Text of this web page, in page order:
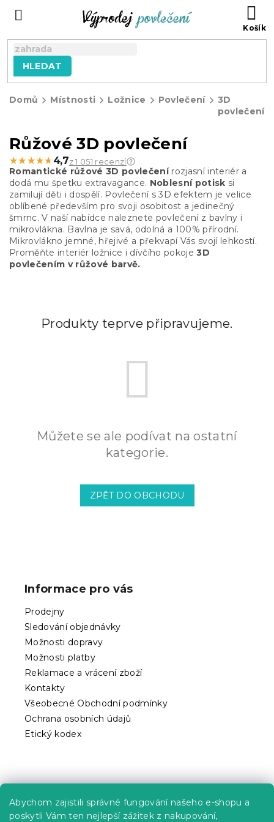
Abychom zajistili správné fungování našeho e-shopu a
poskytli Vám ten nejlepší zážitek z nakupování,
HLEDAT
Domů Místnosti Ložnice Povlečení
3D
povlečení
Růžové 3D povlečení
★★★★★
★★★★★ 4,7z 1 051 recenzí
Romantické růžové 3D povlečenírozjasní interiér a
dodá mu špetku extravagance. Noblesní potisk si
zamilují děti i dospělí. Povlečení s 3D efektem je velice
oblíbené především pro svoji osobitost a jedinečný
šmrnc. V naší nabídce naleznete povlečení z bavlny i
mikrovlákna. Bavlna je savá, odolná a 100% přírodní.
Mikrovlákno jemné, hřejivé a překvapí Vás svojí lehkostí.
Proměňte interiér ložnice i dívčího pokoje3D
povlečením v růžové barvě.
Produkty teprve připravujeme.
Můžete se ale podívat na ostatní
kategorie.
ZPĚT DO OBCHODU
Informace pro vás
Prodejny
Sledování objednávky
Možnosti dopravy
Možnosti platby
Reklamace a vrácení zboží
Kontakty
Všeobecné Obchodní podmínky
Ochrana osobních údajů
Etický kodex
Kariéra